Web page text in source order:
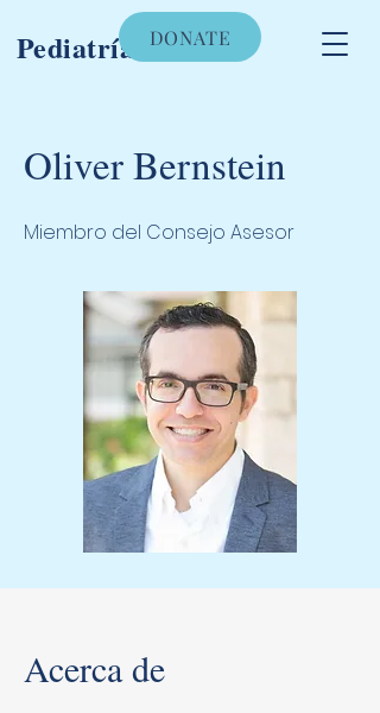
Pediatría Lirios
DONATE
Oliver Bernstein
Miembro del Consejo Asesor
Acerca de